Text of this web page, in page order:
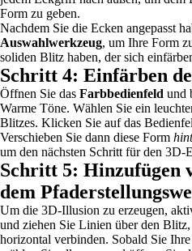
Form zu geben.
Nachdem Sie die Ecken angepasst
Auswahlwerkzeug, um Ihre Form
soliden Blitz haben, der sich
Schritt 4: Einfärben
Öffnen Sie das Farbbedienfeld und
Warme Töne. Wählen Sie ein
Blitzes. Klicken Sie auf das
Verschieben Sie dann diese Form
um den nächsten Schritt für den 3D-
Schritt 5: Hinzufügen
dem
Um die 3D-Illusion zu erzeugen,
und ziehen Sie Linien über den
horizontal verbinden. Sobald Sie